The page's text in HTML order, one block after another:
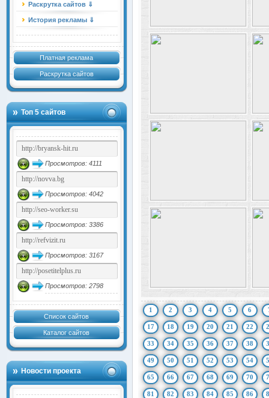
Раскрутка сайтов ⇓
История рекламы ⇓
Платная реклама
Раскрутка сайтов
Топ 5 сайтов
Просмотров: 4111
Просмотров: 4042
Просмотров: 3386
Просмотров: 3167
Просмотров: 2798
Список сайтов
Каталог сайтов
Новости проекта
1 2 3 4 5 6
17 18 19 20 21 22
33 34 35 36 37 38
49 50 51 52 53 54
65 66 67 68 69 70
81 82 83 84 85 86